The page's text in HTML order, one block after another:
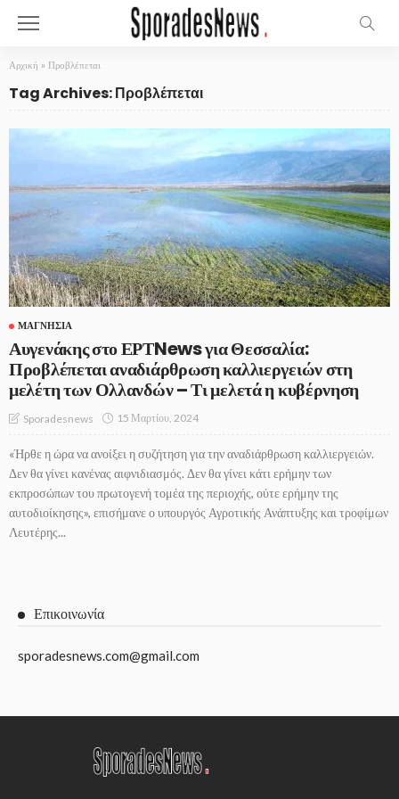
Αρχική » Προβλέπεται
Tag Archives: Προβλέπεται
ΜΑΓΝΗΣΊΑ
Αυγενάκης στο ΕΡΤNews για Θεσσαλία:
Προβλέπεται αναδιάρθρωση καλλιεργειών στη
μελέτη των Ολλανδών – Τι μελετά η κυβέρνηση
Sporadesnews 15 Μαρτίου, 2024
«Ήρθε η ώρα να ανοίξει η συζήτηση για την αναδιάρθρωση καλλιεργειών.
Δεν θα γίνει κανένας αιφνιδιασμός. Δεν θα γίνει κάτι ερήμην των
εκπροσώπων του πρωτογενή τομέα της περιοχής, ούτε ερήμην της
αυτοδιοίκησης», επισήμανε ο υπουργός Αγροτικής Ανάπτυξης και τροφίμων
Λευτέρης...
Επικοινωνία
sporadesnews.com@gmail.com